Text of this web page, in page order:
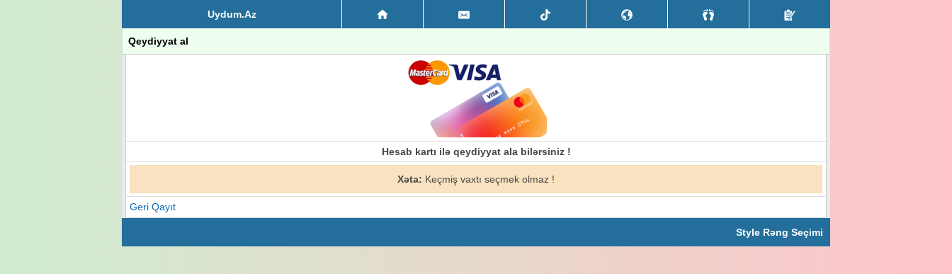
Uydum.Az
Qeydiyyat al
Hesab kartı ilə qeydiyyat ala bilərsiniz !
Xəta: Keçmiş vaxtı seçmek olmaz !
Geri Qayıt
Style Rəng Seçimi